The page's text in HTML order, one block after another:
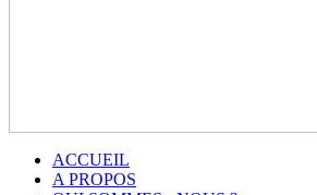
ACCUEIL
A PROPOS